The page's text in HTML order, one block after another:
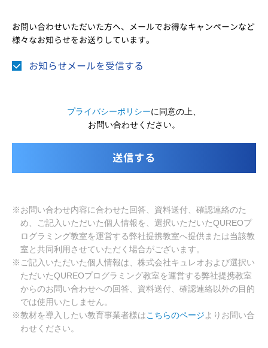
お問い合わせいただいた方へ、メールでお得なキャンペーンなど
様々なお知らせをお送りしています。
お知らせメールを受信する
プライバシーポリシーに同意の上、
お問い合わせください。
※お問い合わせ内容に合わせた回答、資料送付、確認連絡のた
め、ご記入いただいた個人情報を、選択いただいたQUREOプ
ログラミング教室を運営する弊社提携教室へ提供または当該教
室と共同利用させていただく場合がございます。
※ご記入いただいた個人情報は、株式会社キュレオおよび選択い
ただいたQUREOプログラミング教室を運営する弊社提携教室
からのお問い合わせへの回答、資料送付、確認連絡以外の目的
では使用いたしません。
※教材を導入したい教育事業者様はこちらのページよりお問い合
わせください。